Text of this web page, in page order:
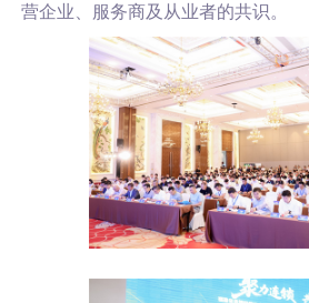
营企业、服务商及从业者的共识。